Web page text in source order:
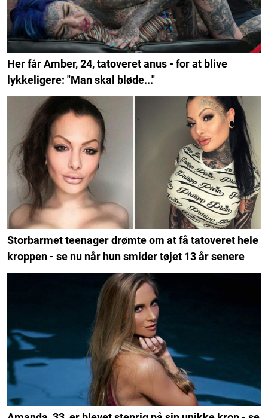
Her får Amber, 24, tatoveret anus - for at blive
lykkeligere: "Man skal bløde..."
Storbarmet teenager drømte om at få tatoveret hele
kroppen - se nu når hun smider tøjet 13 år senere